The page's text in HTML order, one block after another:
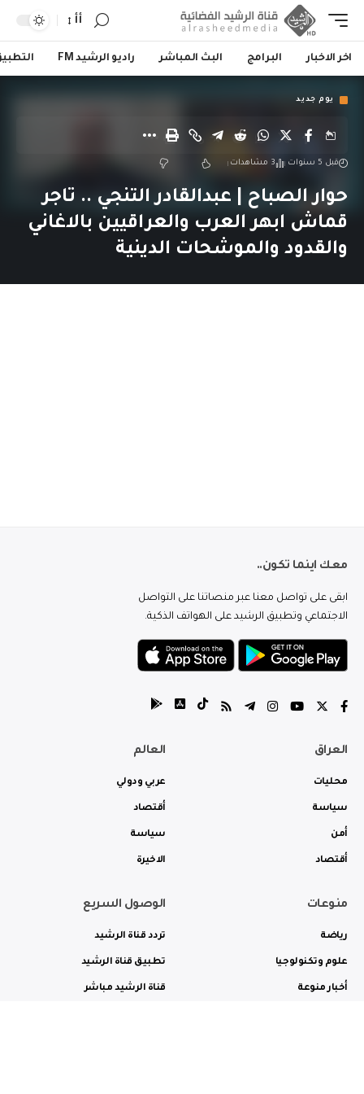
أأ
اخر الاخبار البرامج البث المباشر راديو الرشيد FM
يوم جديد
قبل 5 سنوات 3 مشاهدات
حوار الصباح | عبدالقادر التنجي .. تاجر
قماش ابهر العرب والعراقيين بالاغاني
والقدود والموشحات الدينية
معك اينما تكون..
ابقى على تواصل معنا عبر منصاتنا على التواصل
الاجتماعي وتطبيق الرشيد على الهواتف الذكية.
العراق
محليات
سياسة
أمن
أقتصاد
العالم
عربي ودولي
أقتصاد
سياسة
الاخيرة
منوعات
رياضة
علوم وتكنولوجيا
أخبار منوعة
الوصول السريع
تردد قناة الرشيد
تطبيق قناة الرشيد
قناة الرشيد مباشر